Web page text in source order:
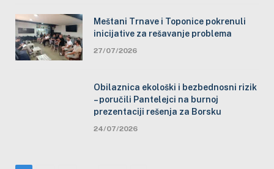
Meštani Trnave i Toponice pokrenuli
inicijative za rešavanje problema
27/07/2026
Obilaznica ekološki i bezbednosni rizik
– poručili Pantelejci na burnoj
prezentaciji rešenja za Borsku
24/07/2026